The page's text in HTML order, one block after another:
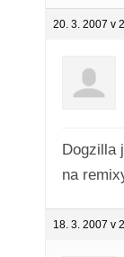
20. 3. 2007 v
Dogzilla
na
18. 3. 2007 v